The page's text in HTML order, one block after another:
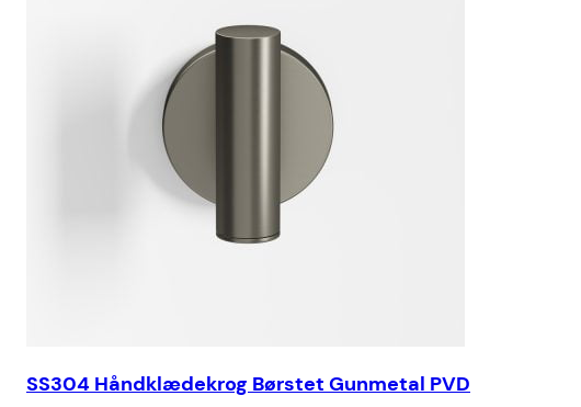
SS304 Håndklædekrog Børstet Gunmetal PVD